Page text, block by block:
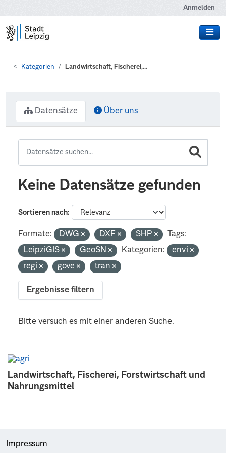
Anmelden
Kategorien Landwirtschaft, Fischerei,...
Landwirtschaft, Fischerei, Forstwirtschaft und
Nahrungsmittel
Datensätze Über uns
Keine Datensätze gefunden
Sortieren nach
Formate: DWG DXF SHP
Tags:
LeipziGIS
GeoSN Kategorien:
envi
regi
gove tran
Ergebnisse filtern
Bitte versuch es mit einer anderen Suche.
Impressum